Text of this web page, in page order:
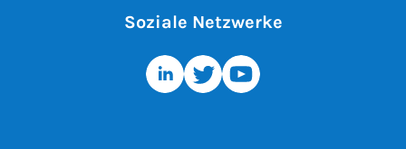
Soziale Netzwerke